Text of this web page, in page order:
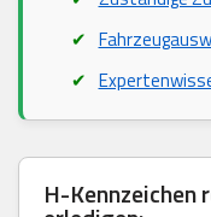
H-Kennzeichen